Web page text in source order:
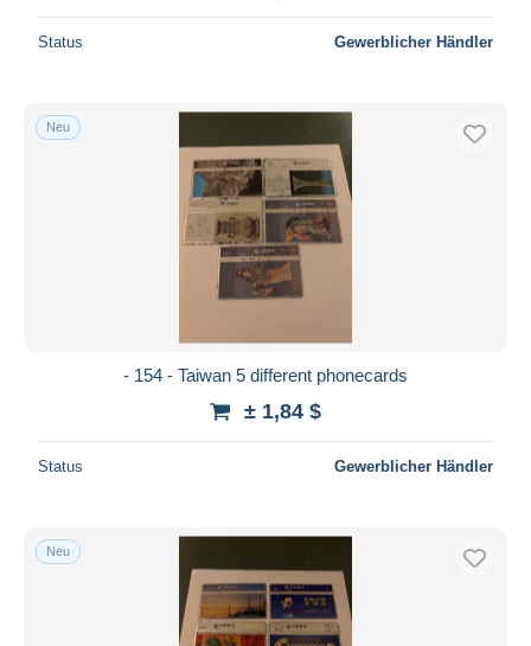
Status Gewerblicher Händler
Neu
- 154 - Taiwan 5 different phonecards
± 1,84 $
Status Gewerblicher Händler
Neu